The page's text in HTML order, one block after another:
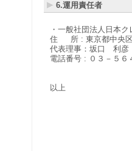
6.運用責任者
・一般社団法人日本
住 所 : 東京都中央区
代表理事：坂口 利彦
電話番号 : ０３－５６
以上